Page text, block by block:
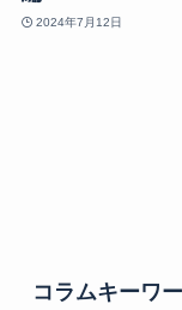
2024年7月12日
コラムキーワ